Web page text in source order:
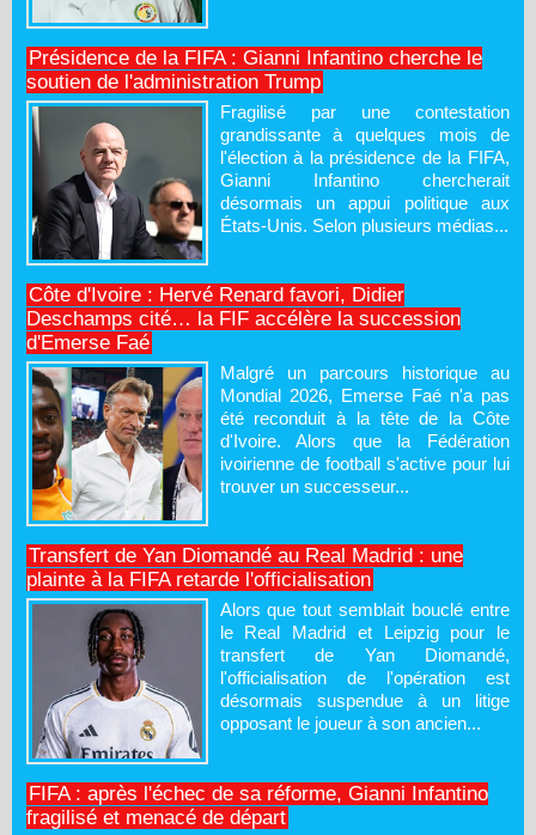
Présidence de la FIFA : Gianni Infantino cherche le
soutien de l'administration Trump
Fragilisé par une contestation
grandissante à quelques mois de
l'élection à la présidence de la FIFA,
Gianni Infantino chercherait
désormais un appui politique aux
États-Unis. Selon plusieurs médias...
Côte d'Ivoire : Hervé Renard favori, Didier
Deschamps cité… la FIF accélère la succession
d'Emerse Faé
Malgré un parcours historique au
Mondial 2026, Emerse Faé n'a pas
été reconduit à la tête de la Côte
d'Ivoire. Alors que la Fédération
ivoirienne de football s'active pour lui
trouver un successeur...
Transfert de Yan Diomandé au Real Madrid : une
plainte à la FIFA retarde l'officialisation
Alors que tout semblait bouclé entre
le Real Madrid et Leipzig pour le
transfert de Yan Diomandé,
l'officialisation de l'opération est
désormais suspendue à un litige
opposant le joueur à son ancien...
FIFA : après l'échec de sa réforme, Gianni Infantino
fragilisé et menacé de départ